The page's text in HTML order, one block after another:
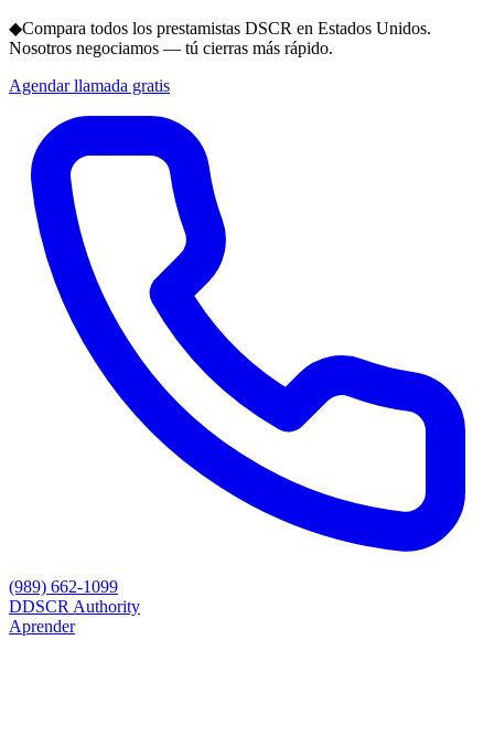
◆Compara todos los prestamistas DSCR en Estados Unidos.
Nosotros negociamos — tú cierras más rápido.
Agendar llamada gratis
(989) 662-1099
DDSCR Authority
Aprender